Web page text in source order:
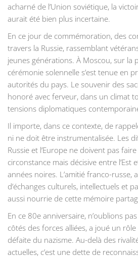
acharné de l’Union soviétique, la
aurait été bien plus incertaine.
En ce jour de commémoration, des
travers la Russie, rassemblant
jeunes générations. À Moscou, sur la
cérémonie solennelle s’est tenue en
autorités du pays. Le souvenir des
honoré avec ferveur, dans un climat
tensions diplomatiques
Il importe, dans ce contexte, de
ni ne doit être instrumentalisée. Les
Russie et l’Europe ne doivent pas
circonstance mais décisive entre l’Est
années noires. L’amitié franco-russe,
d’échanges culturels, intellectuels et
aussi nourrie de cette mémoire
En ce 80e anniversaire, n’oublions
côtés des forces alliées, a joué un
défaite du nazisme. Au-delà des
actuelles, c’est une dette de